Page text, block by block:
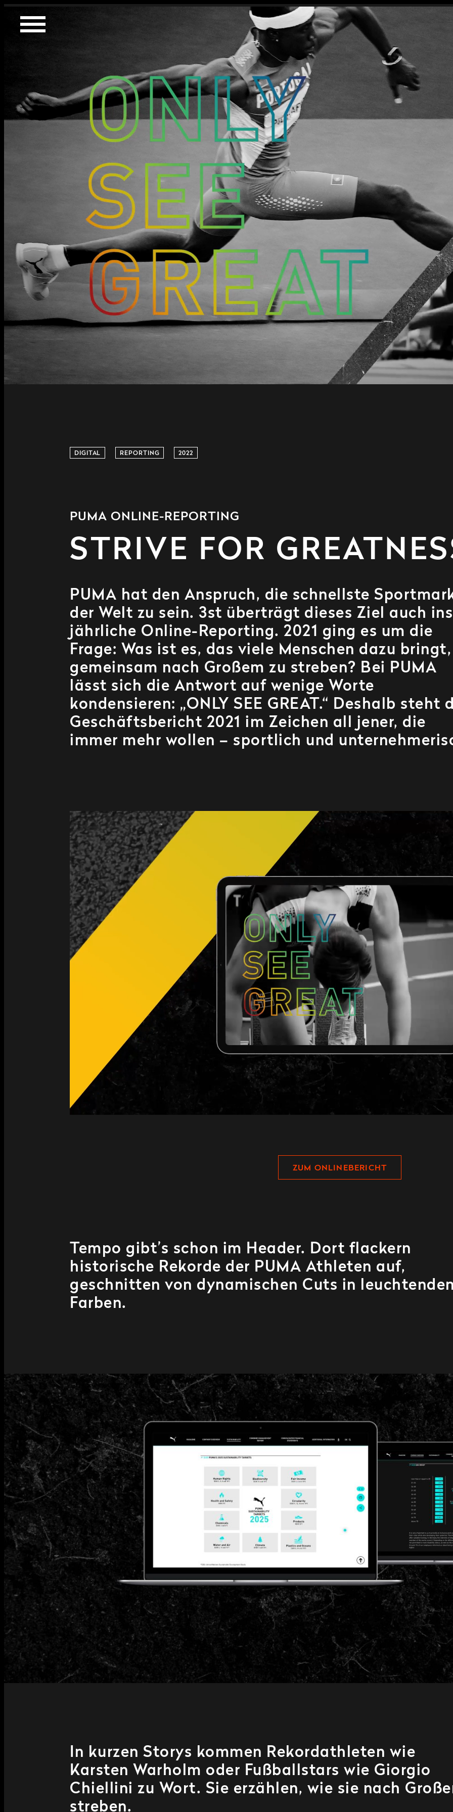
DIGITAL REPORTING 2022
PUMA ONLINE-REPORTING
STRIVE FOR
PUMA hat den Anspruch, die schnellste
der Welt zu sein. 3st überträgt dieses Ziel auch ins
jährliche Online-Reporting. 2021 ging es um die
Frage: Was ist es, das viele Menschen dazu bringt,
gemeinsam nach Großem zu streben? Bei PUMA
lässt sich die Antwort auf wenige Worte
kondensieren: „ONLY SEE GREAT.“ Deshalb steht
Geschäftsbericht 2021 im Zeichen all jener, die
immer mehr wollen – sportlich und
ZUM ONLINEBERICHT
Tempo gibt’s schon im Header. Dort flackern
historische Rekorde der PUMA Athleten auf,
geschnitten von dynamischen Cuts in
Farben.
In kurzen Storys kommen Rekordathleten wie
Karsten Warholm oder Fußballstars wie Giorgio
Chiellini zu Wort. Sie erzählen, wie sie nach
streben.